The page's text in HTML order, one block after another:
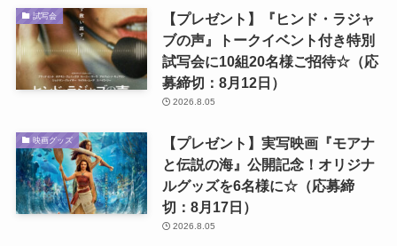
試写会
【プレゼント】『ヒンド・ラジャ
ブの声』トークイベント付き特別
試写会に10組20名様ご招待☆（応
募締切：8月12日）
2026.8.05
映画グッズ
【プレゼント】実写映画『モアナ
と伝説の海』公開記念！オリジナ
ルグッズを6名様に☆（応募締
切：8月17日）
2026.8.05